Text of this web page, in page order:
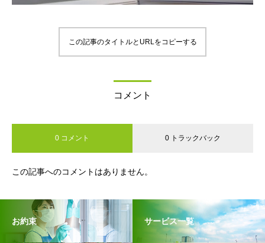
この記事のタイトルとURLをコピーする
コメント
0 コメント 0 トラックバック
この記事へのコメントはありません。
お約束 サービス一覧